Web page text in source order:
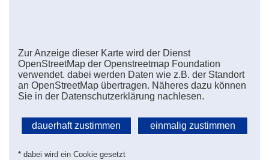
Zur Anzeige dieser Karte wird der Dienst
OpenStreetMap der Openstreetmap Foundation
verwendet. dabei werden Daten wie z.B. der Standort
an OpenStreetMap übertragen. Näheres dazu können
Sie in der Datenschutzerklärung nachlesen.
dauerhaft zustimmen einmalig zustimmen
* dabei wird ein Cookie gesetzt